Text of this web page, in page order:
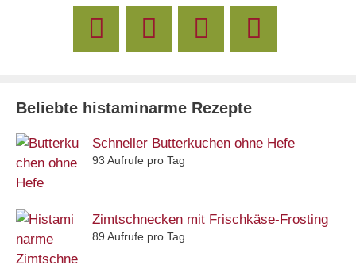
Beliebte histaminarme Rezepte
Schneller Butterkuchen ohne Hefe
93 Aufrufe pro Tag
Zimtschnecken mit Frischkäse-Frosting
89 Aufrufe pro Tag